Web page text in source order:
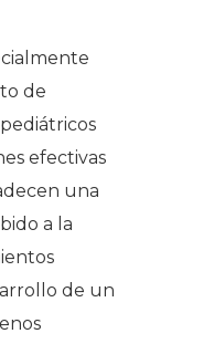
de
efectivas
una
a la
de un